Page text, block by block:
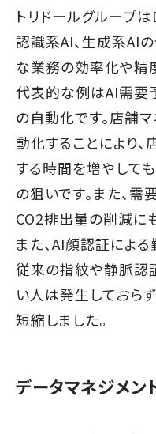
トリドールグループ
認識系AI、生成系AI
な業務の効率化や精
代表的な例はAI需要
の自動化です。店舗
動化することにより
する時間を増やして
の狙いです。また、
CO2排出量の削減に
また、AI顔認証によ
従来の指紋や静脈認
い人は発生しておら
短縮しました。
データマネジメン